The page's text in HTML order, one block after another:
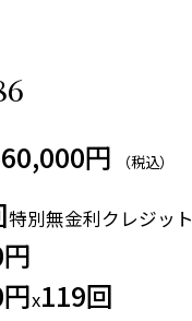
円 （税込）
特別無金利クレジット
x119回